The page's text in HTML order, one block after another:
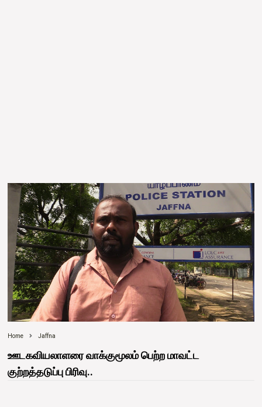
Home Jaffna
ஊடகவியலாளரை வாக்குமூலம் பெற்ற மாவட்ட
குற்றத்தடுப்பு பிரிவு..